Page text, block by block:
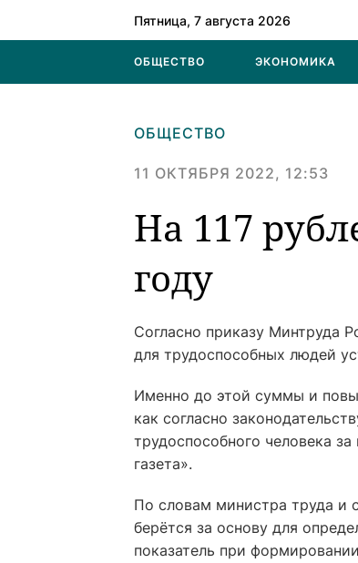
Пятница, 7 августа 2026
ОБЩЕСТВО ЭКОНОМИКА
ОБЩЕСТВО
11 ОКТЯБРЯ 2022, 12:53
На 117
году
Согласно приказу Минтруда
для трудоспособных людей
Именно до этой суммы и
как согласно
трудоспособного человека
газета».
По словам министра труда и
берётся за основу для
показатель при